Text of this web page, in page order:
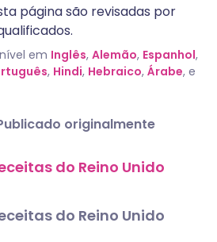
página são revisadas por
em Inglês, Alemão, Espanhol,
, Hindi, Hebraico, Árabe, e
originalmente
do Reino Unido
do Reino Unido